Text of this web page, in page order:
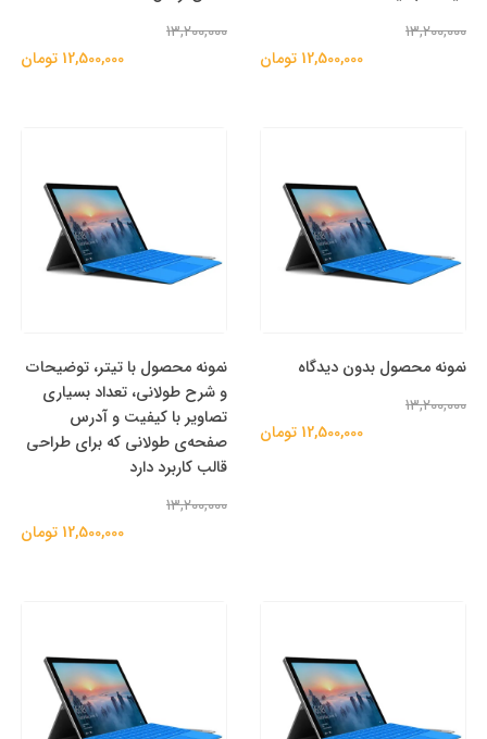
13,200,000
12,500,000 تومان
13,200,000
12,500,000 تومان
نمونه محصول بدون دیدگاه
13,200,000
12,500,000 تومان
نمونه محصول با تیتر، توضیحات
و شرح طولانی، تعداد بسیاری
تصاویر با کیفیت و آدرس
صفحه‌ی طولانی که برای طراحی
قالب کاربرد دارد
13,200,000
12,500,000 تومان